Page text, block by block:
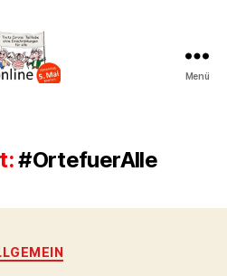
Menü
#OrtefuerAlle
Kategorien